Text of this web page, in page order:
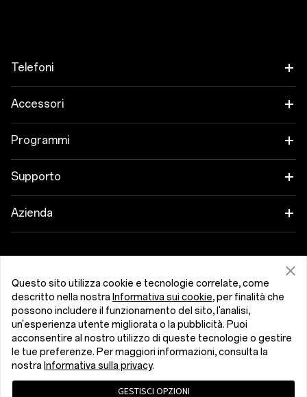
Telefoni
OnePlus 15
OnePlus 15R
OnePlus Nord 5
Accessori
Tablet
Indossabili
Custodie e protezione
bundles
Stile di vita
Programmi
Collega i tuoi dispositivi OnePlus
Programma sconto
Supporto
Domande frequenti sugli acquisti
Manuali utente
Contatti
Risoluzione dei problemi
Azienda
Community
Red Cable Club
Store app OnePlus
Italia (Italiano)
Questo sito utilizza cookie e tecnologie correlate, come
descritto nella nostra Informativa sui cookie, per finalità che
possono includere il funzionamento del sito, l'analisi,
un'esperienza utente migliorata o la pubblicità. Puoi
acconsentire al nostro utilizzo di queste tecnologie o gestire
le tue preferenze. Per maggiori informazioni, consulta la
nostra Informativa sulla privacy.
GESTISCI OPZIONI